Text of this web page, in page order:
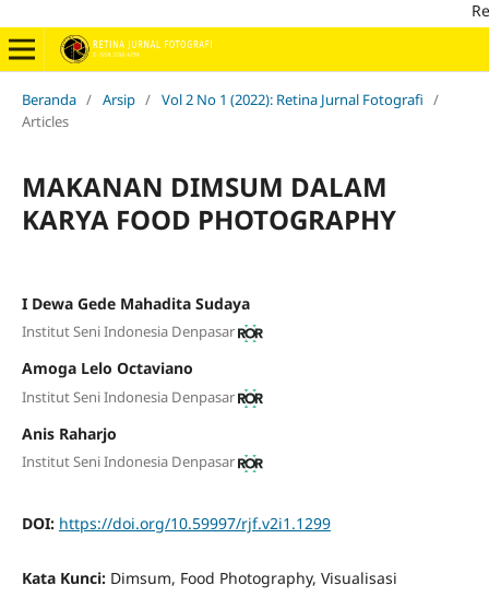
Beranda / Arsip / Vol 2 No 1 (2022): Retina Jurnal Fotografi /
Articles
MAKANAN DIMSUM DALAM
KARYA FOOD PHOTOGRAPHY
I Dewa Gede Mahadita Sudaya
Institut Seni Indonesia Denpasar
Amoga Lelo Octaviano
Institut Seni Indonesia Denpasar
Anis Raharjo
Institut Seni Indonesia Denpasar
DOI: https://doi.org/10.59997/rjf.v2i1.1299
Kata Kunci: Dimsum, Food Photography, Visualisasi